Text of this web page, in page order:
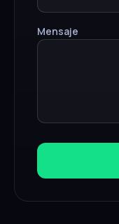
Mensaje